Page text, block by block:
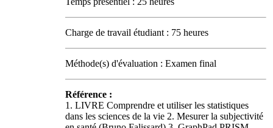
Charge de travail étudiant : 75 heures
Méthode(s) d'évaluation : Examen final
Référence :
1. LIVRE Comprendre et utiliser les statistiques
dans les sciences de la vie 2. Mesurer la subjectivité